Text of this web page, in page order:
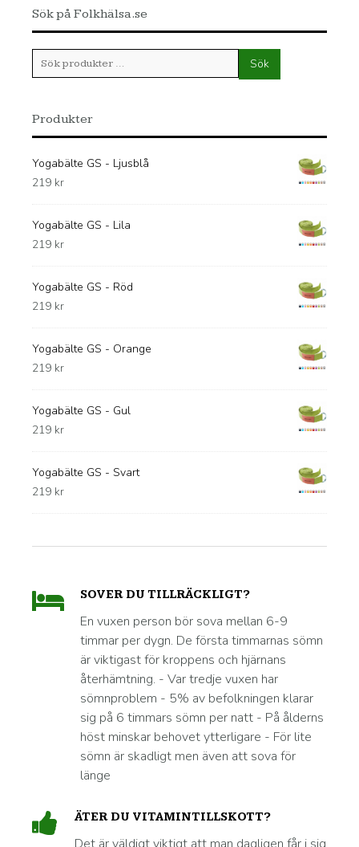
Sök på Folkhälsa.se
Sök
efter:
Sök
Produkter
Yogabälte GS - Ljusblå
219 kr
Yogabälte GS - Lila
219 kr
Yogabälte GS - Röd
219 kr
Yogabälte GS - Orange
219 kr
Yogabälte GS - Gul
219 kr
Yogabälte GS - Svart
219 kr
SOVER DU TILLRÄCKLIGT?
En vuxen person bör sova mellan 6-9
timmar per dygn. De första timmarnas sömn
är viktigast för kroppens och hjärnans
återhämtning. - Var tredje vuxen har
sömnproblem - 5% av befolkningen klarar
sig på 6 timmars sömn per natt - På ålderns
höst minskar behovet ytterligare - För lite
sömn är skadligt men även att sova för
länge
ÄTER DU VITAMINTILLSKOTT?